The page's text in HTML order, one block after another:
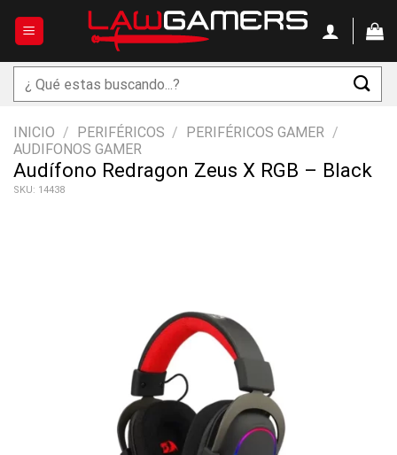
Buscar
por:
INICIO / PERIFÉRICOS / PERIFÉRICOS GAMER /
AUDIFONOS GAMER
Audífono Redragon Zeus X RGB – Black
SKU: 14438